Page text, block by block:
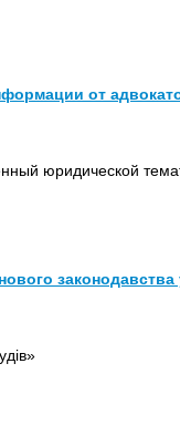
от
юридической
законодавства